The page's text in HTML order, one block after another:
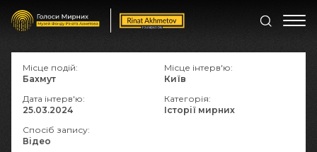
Місце подій:
Бахмут
Місце інтерв'ю:
Київ
Дата інтерв'ю:
25.03.2024
Категорія:
Історії мирних
Спосіб запису:
Відео